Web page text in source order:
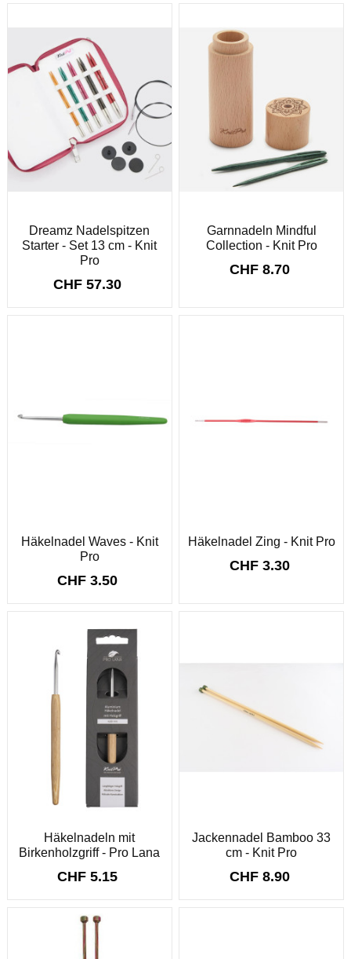
Dreamz Nadelspitzen
Starter - Set 13 cm - Knit
Pro
CHF 57.30
Garnnadeln Mindful
Collection - Knit Pro
CHF 8.70
Häkelnadel Waves - Knit
Pro
CHF 3.50
Häkelnadel Zing - Knit Pro
CHF 3.30
Häkelnadeln mit
Birkenholzgriff - Pro Lana
CHF 5.15
Jackennadel Bamboo 33
cm - Knit Pro
CHF 8.90